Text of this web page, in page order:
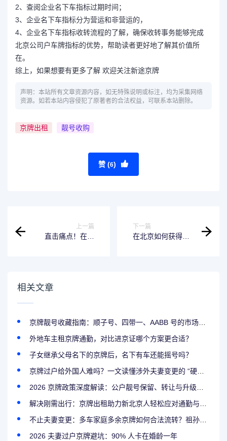
2、查阅企业名下车指标过期时间；
3、企业名下车指标分为营运和非营运的，
4、企业名下车指标收转流程的了解，确保收转事务能够完成
北京公司户车牌指标的优势，帮助读者更好地了解其价值所
在。
综上，如果想要有更多了解 欢迎关注新途京牌
声明：本站所有文章资源内容，如无特殊说明或标注，均为采集网络
资源。如若本站内容侵犯了原著者的合法权益，可联系本站删除。
京牌出租 靓号收购
赞 (6)
上一篇
直击痛点！在北
下一篇
在北京如何获得四
相关文章
京牌靓号收藏指南：顺子号、四带一、AABB 号的市场行情与寓意
外地车主租京牌通勤，对比进京证哪个方案更合适？
子女继承父母名下的京牌后，名下有车还能摇号吗？
京牌过户给外国人难吗？一文读懂涉外夫妻变更的 “硬门槛”
2026 京牌政策深度解读：公户靓号保留、转让与升级的合规边界
解决刚需出行：京牌出租助力新北京人轻松应对通勤与家庭生活
不止夫妻变更：多车家庭多余京牌如何合法流转？祖孙过户与家庭积分攻略
2026 夫妻过户京牌避坑：90% 人卡在婚龄一年